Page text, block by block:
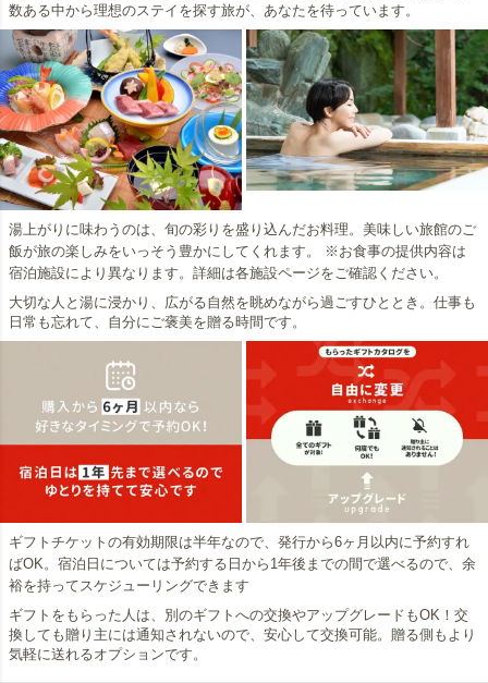
数ある中から理想のステイを探す旅が、あなたを待っています。
湯上がりに味わうのは、旬の彩りを盛り込んだお料理。美味しい旅館のご
飯が旅の楽しみをいっそう豊かにしてくれます。 ※お食事の提供内容は
宿泊施設により異なります。詳細は各施設ページをご確認ください。
大切な人と湯に浸かり、広がる自然を眺めながら過ごすひととき。仕事も
日常も忘れて、自分にご褒美を贈る時間です。
ギフトチケットの有効期限は半年なので、発行から6ヶ月以内に予約すれ
ばOK。宿泊日については予約する日から1年後までの間で選べるので、余
裕を持ってスケジューリングできます
ギフトをもらった人は、別のギフトへの交換やアップグレードもOK！交
換しても贈り主には通知されないので、安心して交換可能。贈る側もより
気軽に送れるオプションです。